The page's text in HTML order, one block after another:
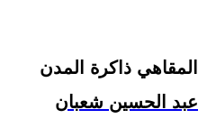
المقاهي ذاكرة المدن
عبد الحسين شعبان